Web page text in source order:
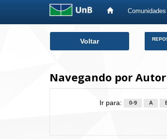
Voltar
Navegando por
Ir para: 0-9 A